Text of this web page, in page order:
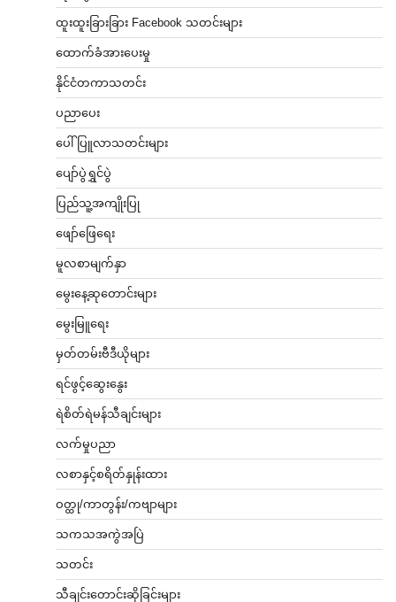
ထူးထူးခြားခြား Facebook သတင်းများ
ထောက်ခံအားပေးမှု
နိုင်ငံတကာသတင်း
ပညာပေး
ပေါ်ပြူလာသတင်းများ
ပျော်ပွဲရွှင်ပွဲ
ပြည်သူ့အကျိုးပြု
ဖျော်ဖြေရေး
မူလစာမျက်နှာ
မွေးနေ့ဆုတောင်းများ
မွေးမြူရေး
မှတ်တမ်းဗီဒီယိုများ
ရင်ဖွင့်ဆွေးနွေး
ရဲစိတ်ရဲမန်သီချင်းများ
လက်မှုပညာ
လစာနှင့်စရိတ်နှုန်းထား
ဝတ္ထု/ကာတွန်း/ကဗျာများ
သကသအကွဲအပြဲ
သတင်း
သီချင်းတောင်းဆိုခြင်းများ